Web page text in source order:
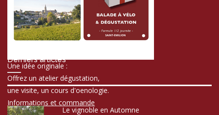
Une idée originale :
Offrez un atelier dégustation,
une visite, un cours d'oenologie.
Informations et commande
Derniers articles
Le vignoble en Automne